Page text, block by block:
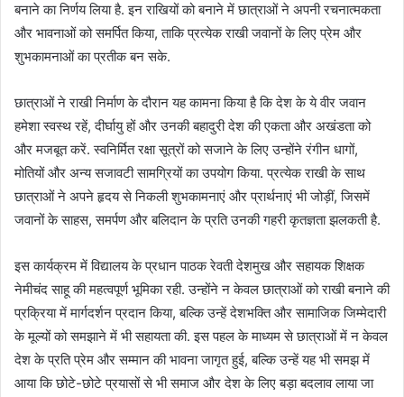
बनाने का निर्णय लिया है. इन राखियों को बनाने में छात्राओं ने अपनी रचनात्मकता
और भावनाओं को समर्पित किया, ताकि प्रत्येक राखी जवानों के लिए प्रेम और
शुभकामनाओं का प्रतीक बन सके.
छात्राओं ने राखी निर्माण के दौरान यह कामना किया है कि देश के ये वीर जवान
हमेशा स्वस्थ रहें, दीर्घायु हों और उनकी बहादुरी देश की एकता और अखंडता को
और मजबूत करें. स्वनिर्मित रक्षा सूत्रों को सजाने के लिए उन्होंने रंगीन धागों,
मोतियों और अन्य सजावटी सामग्रियों का उपयोग किया. प्रत्येक राखी के साथ
छात्राओं ने अपने हृदय से निकली शुभकामनाएं और प्रार्थनाएं भी जोड़ीं, जिसमें
जवानों के साहस, समर्पण और बलिदान के प्रति उनकी गहरी कृतज्ञता झलकती है.
इस कार्यक्रम में विद्यालय के प्रधान पाठक रेवती देशमुख और सहायक शिक्षक
नेमीचंद साहू की महत्वपूर्ण भूमिका रही. उन्होंने न केवल छात्राओं को राखी बनाने की
प्रक्रिया में मार्गदर्शन प्रदान किया, बल्कि उन्हें देशभक्ति और सामाजिक जिम्मेदारी
के मूल्यों को समझाने में भी सहायता की. इस पहल के माध्यम से छात्राओं में न केवल
देश के प्रति प्रेम और सम्मान की भावना जागृत हुई, बल्कि उन्हें यह भी समझ में
आया कि छोटे-छोटे प्रयासों से भी समाज और देश के लिए बड़ा बदलाव लाया जा